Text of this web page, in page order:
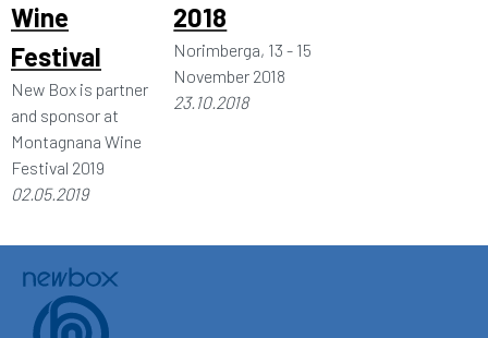
Wine
Festival
New Box is partner
and sponsor at
Montagnana Wine
Festival 2019
02.05.2019
2018
Norimberga, 13 - 15
November 2018
23.10.2018